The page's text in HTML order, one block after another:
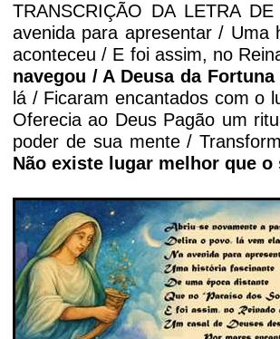
TRANSCRIÇÃO DA LETRA
avenida para apresentar / Uma
aconteceu / E foi assim, no
navegou / A Deusa da
lá / Ficaram encantados com o
Oferecia ao Deus Pagão um
poder de sua mente /
Não existe lugar melhor que o